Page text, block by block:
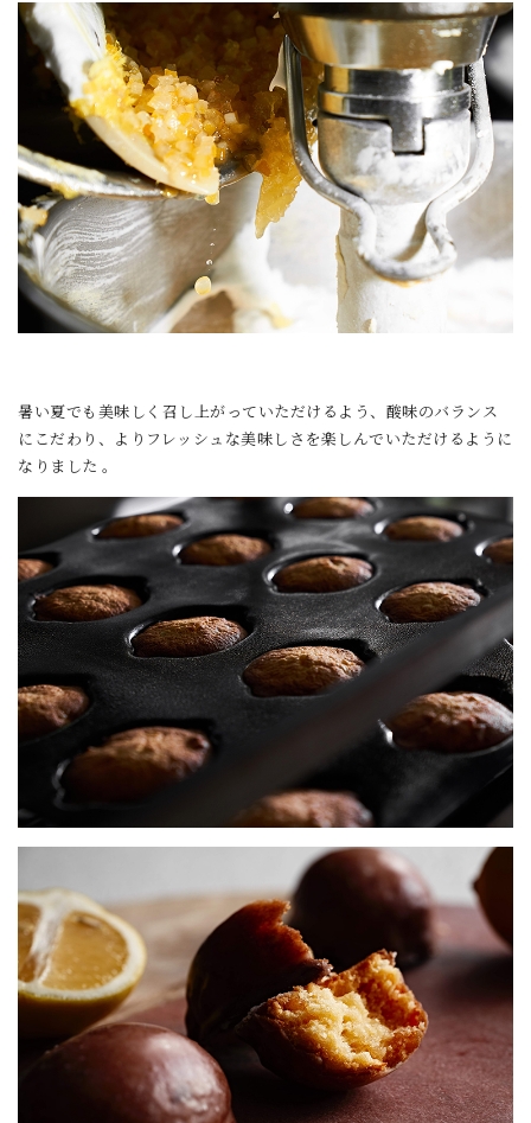
暑い夏でも美味しく召し上がっていただけるよう、酸味のバランス
にこだわり、よりフレッシュな美味しさを楽しんでいただけるように
なりました 。